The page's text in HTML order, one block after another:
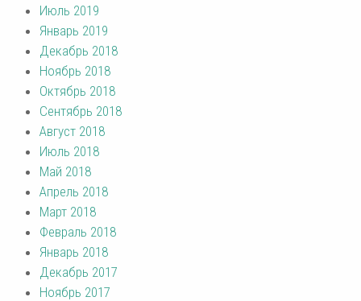
Июль 2019
Январь 2019
Декабрь 2018
Ноябрь 2018
Октябрь 2018
Сентябрь 2018
Август 2018
Июль 2018
Май 2018
Апрель 2018
Март 2018
Февраль 2018
Январь 2018
Декабрь 2017
Ноябрь 2017